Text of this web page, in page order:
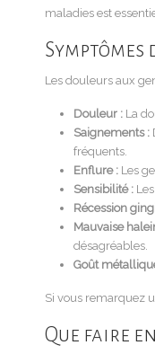
maladies est
Les douleurs aux
Douleur : La
Saignements :
fréquents.
Enflure : Les
Sensibilité :
Récession
Mauvaise
désagréables.
Goût
Si vous remarquez
Que faire